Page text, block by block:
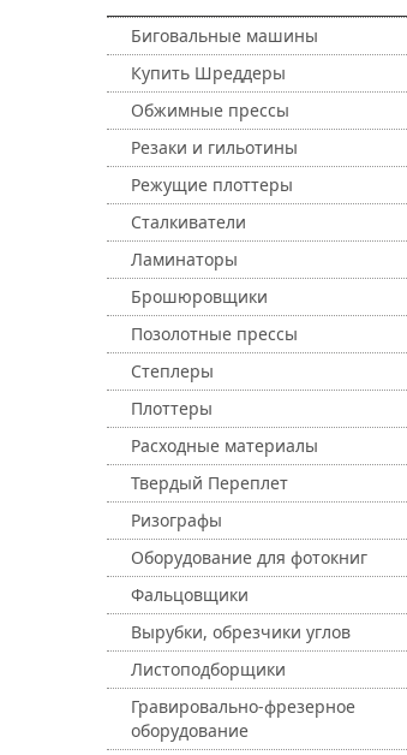
Биговальные машины
Купить Шреддеры
Обжимные прессы
Резаки и гильотины
Режущие плоттеры
Сталкиватели
Ламинаторы
Брошюровщики
Позолотные прессы
Степлеры
Плоттеры
Расходные материалы
Твердый Переплет
Ризографы
Оборудование для фотокниг
Фальцовщики
Вырубки, обрезчики углов
Листоподборщики
Гравировально-фрезерное
оборудование